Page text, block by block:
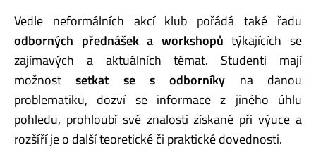
Vedle neformálních akcí klub pořádá také řadu
odborných přednášek a workshopů týkajících se
zajímavých a aktuálních témat. Studenti mají
možnostsetkat se s odborníky na danou
problematiku, dozví se informace z jiného úhlu
pohledu, prohloubí své znalosti získané při výuce a
rozšíří je o další teoretické či praktické dovednosti.